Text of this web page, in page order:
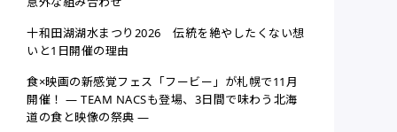
十和田湖湖水まつり2026 伝統を絶やしたくない想
いと1日開催の理由
食×映画の新感覚フェス「フービー」が札幌で11月
開催！ ― TEAM NACSも登場、3日間で味わう北海
道の食と映像の祭典 ―